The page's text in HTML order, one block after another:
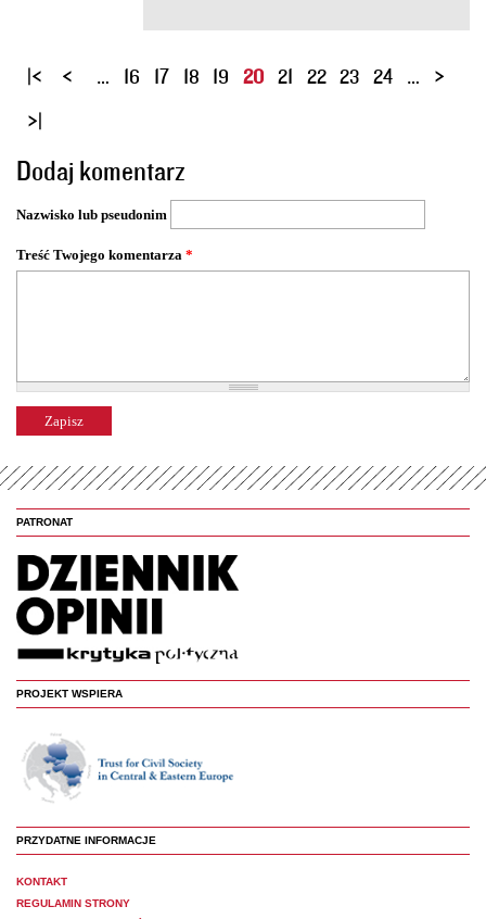
S
o
n
y
… 16 17 18 19 20 21 22 23 24 …
Dodaj komentarz
Nazwisko lub pseudonim
Treść Twojego komentarza *
PATRONAT
PROJEKT WSPIERA
PRZYDATNE INFORMACJE
KONTAKT
REGULAMIN STRONY